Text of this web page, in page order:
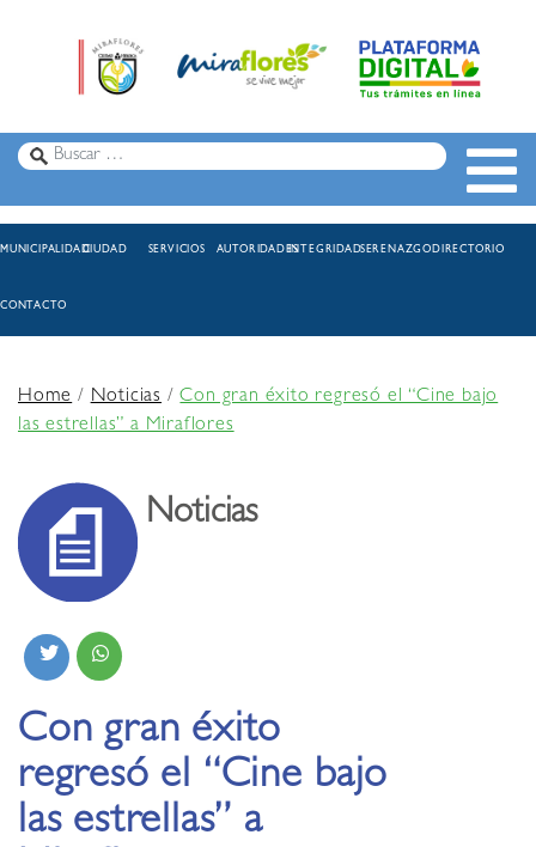
MUNICIPALIDADCIUDAD SERVICIOS AUTORIDADESINTEGRIDADSERENAZGODIRECTORIO
CONTACTO
Home/Noticias /Con gran éxito regresó el “Cine bajo
las estrellas” a Miraflores
Noticias
Con gran éxito
regresó el “Cine bajo
las estrellas” a